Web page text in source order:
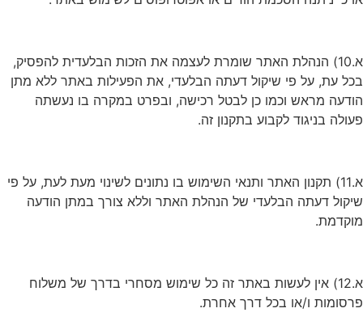
א.10) הנהלת האתר שומרת לעצמה את הזכות הבלעדית להפסיק,
בכל עת, על פי שיקול דעתה הבלעדי, את הפעילות באתר ללא מתן
הודעה מראש וכמו כן לבטל רכישה, ובפרט במקרה בו נעשתה
פעולה בניגוד לקבוע בתקנון זה.
א.11) תקנון האתר ותנאי השימוש בו נתונים לשינוי מעת לעת, על פי
שיקול דעתה הבלעדי של הנהלת האתר וללא צורך במתן הודעה
מוקדמת.
א.12) אין לעשות באתר זה כל שימוש מסחרי בדרך של משלוח
פרסומות ו/או בכל דרך אחרת.